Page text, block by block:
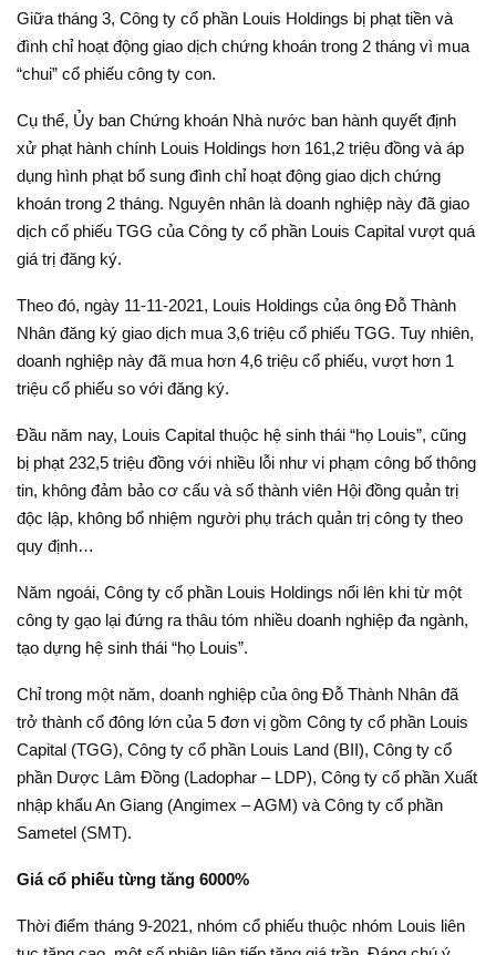
Giữa tháng 3, Công ty cổ phần Louis Holdings bị phạt tiền và
đình chỉ hoạt động giao dịch chứng khoán trong 2 tháng vì mua
“chui” cổ phiếu công ty con.
Cụ thể, Ủy ban Chứng khoán Nhà nước ban hành quyết định
xử phạt hành chính Louis Holdings hơn 161,2 triệu đồng và áp
dụng hình phạt bổ sung đình chỉ hoạt động giao dịch chứng
khoán trong 2 tháng. Nguyên nhân là doanh nghiệp này đã giao
dịch cổ phiếu TGG của Công ty cổ phần Louis Capital vượt quá
giá trị đăng ký.
Theo đó, ngày 11-11-2021, Louis Holdings của ông Đỗ Thành
Nhân đăng ký giao dịch mua 3,6 triệu cổ phiếu TGG. Tuy nhiên,
doanh nghiệp này đã mua hơn 4,6 triệu cổ phiếu, vượt hơn 1
triệu cổ phiếu so với đăng ký.
Đầu năm nay, Louis Capital thuộc hệ sinh thái “họ Louis”, cũng
bị phạt 232,5 triệu đồng với nhiều lỗi như vi phạm công bố thông
tin, không đảm bảo cơ cấu và số thành viên Hội đồng quản trị
độc lập, không bổ nhiệm người phụ trách quản trị công ty theo
quy định…
Năm ngoái, Công ty cổ phần Louis Holdings nổi lên khi từ một
công ty gạo lại đứng ra thâu tóm nhiều doanh nghiệp đa ngành,
tạo dựng hệ sinh thái “họ Louis”.
Chỉ trong một năm, doanh nghiệp của ông Đỗ Thành Nhân đã
trở thành cổ đông lớn của 5 đơn vị gồm Công ty cổ phần Louis
Capital (TGG), Công ty cổ phần Louis Land (BII), Công ty cổ
phần Dược Lâm Đồng (Ladophar – LDP), Công ty cổ phần Xuất
nhập khẩu An Giang (Angimex – AGM) và Công ty cổ phần
Sametel (SMT).
Giá cổ phiếu từng tăng 6000%
Thời điểm tháng 9-2021, nhóm cổ phiếu thuộc nhóm Louis liên